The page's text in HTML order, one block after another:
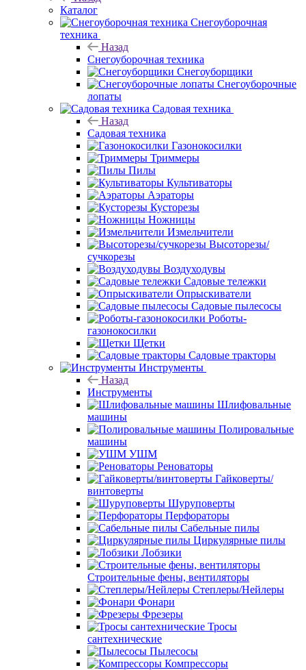
Каталог
Снегоуборочная
техника
Назад
Снегоуборочная техника
Снегоуборщики
Снегоуборочные
лопаты
Садовая техника
Назад
Садовая техника
Газонокосилки
Триммеры
Пилы
Культиваторы
Аэраторы
Кусторезы
Ножницы
Измельчители
Высоторезы/
сучкорезы
Воздуходувы
Садовые тележки
Опрыскиватели
Садовые пылесосы
Роботы-
газонокосилки
Щетки
Садовые тракторы
Инструменты
Назад
Инструменты
Шлифовальные
машины
Полировальные
машины
УШМ
Реноваторы
Гайковерты/
винтоверты
Шуруповерты
Перфораторы
Сабельные пилы
Циркулярные пилы
Лобзики
Строительные фены, вентиляторы
Степлеры/Нейлеры
Фонари
Фрезеры
Тросы
сантехнические
Пылесосы
Компрессоры